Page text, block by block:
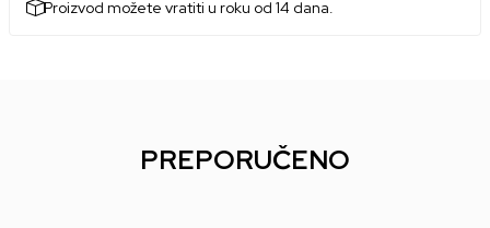
Proizvod možete vratiti u roku od 14 dana.
PREPORUČENO